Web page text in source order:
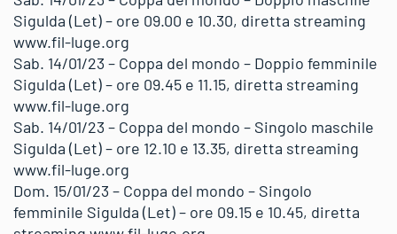
Sigulda (Let) – ore 09.00 e 10.30, diretta streaming
www.fil-luge.org
Sab. 14/01/23 – Coppa del mondo – Doppio femminile
Sigulda (Let) – ore 09.45 e 11.15, diretta streaming
www.fil-luge.org
Sab. 14/01/23 – Coppa del mondo – Singolo maschile
Sigulda (Let) – ore 12.10 e 13.35, diretta streaming
www.fil-luge.org
Dom. 15/01/23 – Coppa del mondo – Singolo
femminile Sigulda (Let) – ore 09.15 e 10.45, diretta